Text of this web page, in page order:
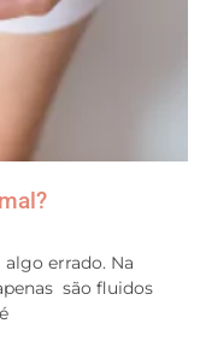
errado. Na
são fluidos